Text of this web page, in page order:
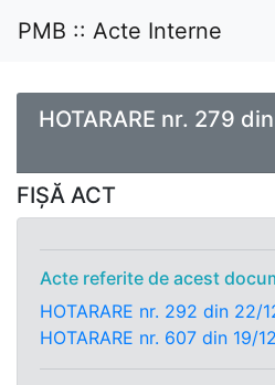
PMB :: Acte Interne
HOTARARE nr. 279
FIȘĂ ACT
Acte referite de acest
HOTARARE nr. 292 din 22/
HOTARARE nr. 607 din 19/